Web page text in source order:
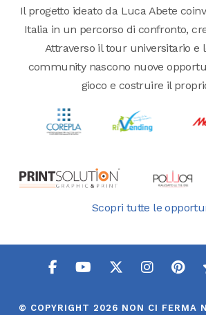
Il progetto ideato da Luca Abete
Italia in un percorso di confronto,
Attraverso il tour universitario e
community nascono nuove
gioco e costruire il
Scopri tutte le
© COPYRIGHT 2026 NON CI FERMA